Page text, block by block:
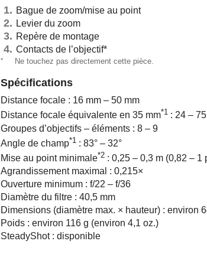
Bague de zoom/mise au point
Levier du zoom
Repère de montage
Contacts de l’objectif*
* Ne touchez pas directement cette pièce.
Spécifications
Distance focale : 16 mm – 50 mm
Distance focale équivalente en 35 mm*1 : 24 –
Groupes d’objectifs – éléments : 8 – 9
Angle de champ*1 : 83° – 32°
Mise au point minimale*2 : 0,25 – 0,3 m (0,82 – 1
Agrandissement maximal : 0,215×
Ouverture minimum : f/22 – f/36
Diamètre du filtre : 40,5 mm
Dimensions (diamètre max. × hauteur) : environ
Poids : environ 116 g (environ 4,1 oz.)
SteadyShot : disponible